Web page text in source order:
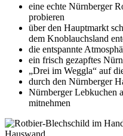
eine echte Nürnberger
probieren
über den Hauptmarkt
dem Knoblauchsland
die entspannte
ein frisch gezapftes
„Drei im Weggla“ auf
durch den Nürnberger
Nürnberger Lebkuchen
mitnehmen